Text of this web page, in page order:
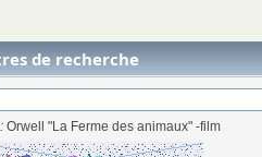
de recherche
Orwell "La Ferme des animaux" -film